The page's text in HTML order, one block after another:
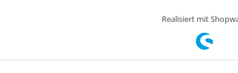
Realisiert mit